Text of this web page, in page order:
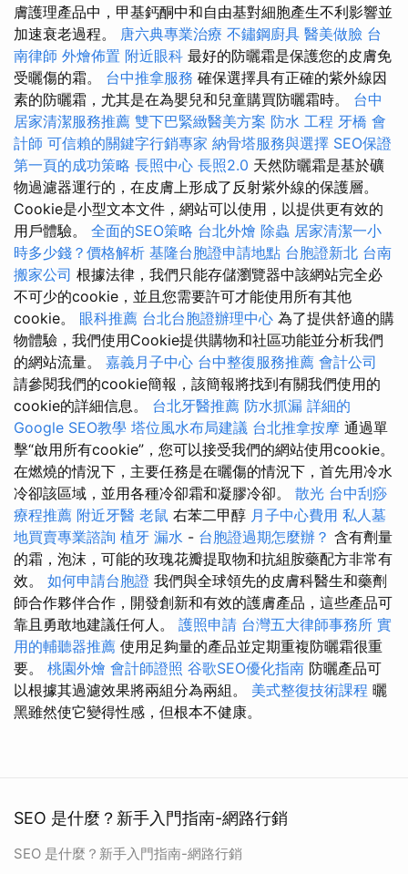
膚護理產品中，甲基鈣酮中和自由基對細胞產生不利影響並
加速衰老過程。 唐六典專業治療 不鏽鋼廚具 醫美做臉 台
南律師 外燴佈置 附近眼科 最好的防曬霜是保護您的皮膚免
受曬傷的霜。 台中推拿服務 確保選擇具有正確的紫外線因
素的防曬霜，尤其是在為嬰兒和兒童購買防曬霜時。 台中
居家清潔服務推薦 雙下巴緊緻醫美方案 防水 工程 牙橋 會
計師 可信賴的關鍵字行銷專家 納骨塔服務與選擇 SEO保證
第一頁的成功策略 長照中心 長照2.0 天然防曬霜是基於礦
物過濾器運行的，在皮膚上形成了反射紫外線的保護層。
Cookie是小型文本文件，網站可以使用，以提供更有效的
用戶體驗。 全面的SEO策略 台北外燴 除蟲 居家清潔一小
時多少錢？價格解析 基隆台胞證申請地點 台胞證新北 台南
搬家公司 根據法律，我們只能存儲瀏覽器中該網站完全必
不可少的cookie，並且您需要許可才能使用所有其他
cookie。 眼科推薦 台北台胞證辦理中心 為了提供舒適的購
物體驗，我們使用Cookie提供購物和社區功能並分析我們
的網站流量。 嘉義月子中心 台中整復服務推薦 會計公司
請參閱我們的cookie簡報，該簡報將找到有關我們使用的
cookie的詳細信息。 台北牙醫推薦 防水抓漏 詳細的
Google SEO教學 塔位風水布局建議 台北推拿按摩 通過單
擊“啟用所有cookie”，您可以接受我們的網站使用cookie。
在燃燒的情況下，主要任務是在曬傷的情況下，首先用冷水
冷卻該區域，並用各種冷卻霜和凝膠冷卻。 散光 台中刮痧
療程推薦 附近牙醫 老鼠 右苯二甲醇 月子中心費用 私人墓
地買賣專業諮詢 植牙 漏水 - 台胞證過期怎麼辦？ 含有劑量
的霜，泡沫，可能的玫瑰花瓣提取物和抗組胺藥配方非常有
效。 如何申請台胞證 我們與全球領先的皮膚科醫生和藥劑
師合作夥伴合作，開發創新和有效的護膚產品，這些產品可
靠且勇敢地建議任何人。 護照申請 台灣五大律師事務所 實
用的輔聽器推薦 使用足夠量的產品並定期重複防曬霜很重
要。 桃園外燴 會計師證照 谷歌SEO優化指南 防曬產品可
以根據其過濾效果將兩組分為兩組。 美式整復技術課程 曬
黑雖然使它變得性感，但根本不健康。
SEO 是什麼？新手入門指南-網路行銷
SEO 是什麼？新手入門指南-網路行銷